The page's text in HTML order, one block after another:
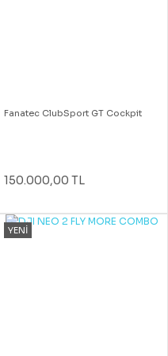
Fanatec ClubSport GT Cockpit
150.000,00 TL
YENİ